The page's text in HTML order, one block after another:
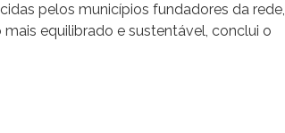
pelos municípios fundadores da rede,
equilibrado e sustentável, conclui o